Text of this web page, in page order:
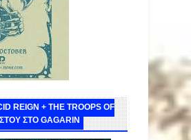
REIGN + THE TROOPS OF
ΣΤΟ GAGARIN